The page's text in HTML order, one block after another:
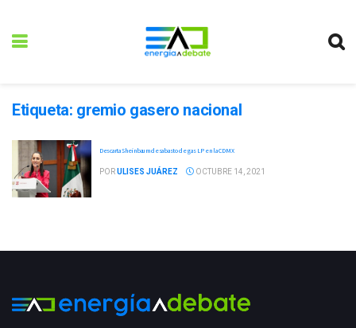
Etiqueta: gremio gasero nacional
Descarta Sheinbaum desabasto de gas LP en la CDMX
PORULISES JUÁREZ OCTUBRE 14, 2021